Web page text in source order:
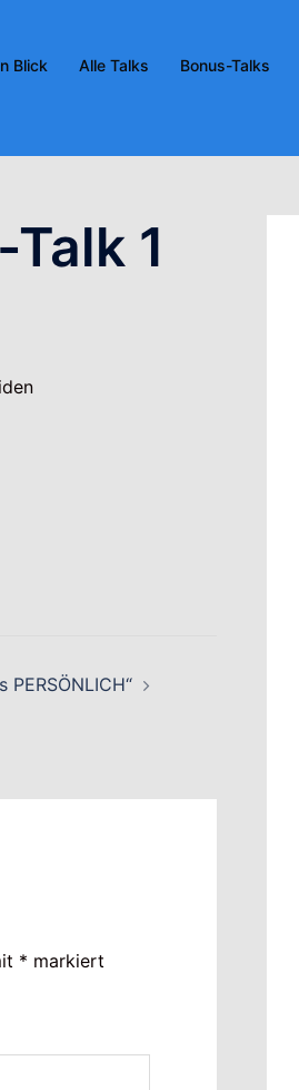
Blick Alle Talks Bonus-Talks
1
* markiert